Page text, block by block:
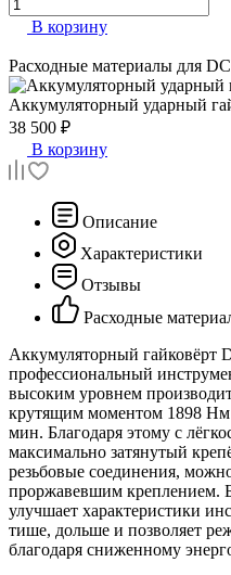
В корзину
Расходные материалы для
Аккумуляторный ударный
38 500 ₽
В корзину
Описание
Характеристики
Отзывы
Расходные
Аккумуляторный гайковёрт
профессиональный
высоким уровнем
крутящим моментом 1898 Нм
мин. Благодаря этому с
максимально затянутый
резьбовые соединения,
проржавевшим креплением.
улучшает характеристики
тише, дольше и позволяет
благодаря сниженному